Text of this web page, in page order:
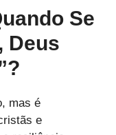
Se
Deus
mas é
e